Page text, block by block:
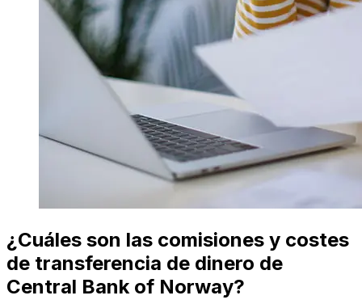
¿Cuáles son las comisiones y costes
de transferencia de dinero de
Central Bank of Norway?